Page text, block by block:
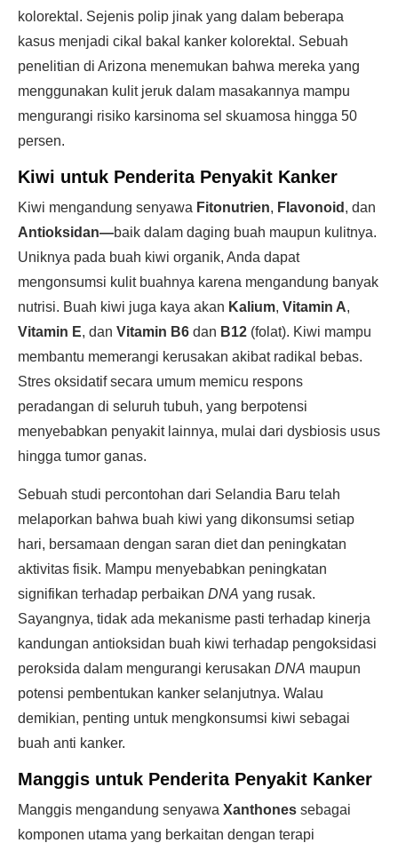
kolorektal. Sejenis polip jinak yang dalam beberapa
kasus menjadi cikal bakal kanker kolorektal. Sebuah
penelitian di Arizona menemukan bahwa mereka yang
menggunakan kulit jeruk dalam masakannya mampu
mengurangi risiko karsinoma sel skuamosa hingga 50
persen.
Kiwi untuk Penderita Penyakit Kanker
Kiwi mengandung senyawa Fitonutrien, Flavonoid , dan
Antioksidan—baik dalam daging buah maupun kulitnya.
Uniknya pada buah kiwi organik, Anda dapat
mengonsumsi kulit buahnya karena mengandung banyak
nutrisi. Buah kiwi juga kaya akan Kalium, Vitamin A,
Vitamin E, dan Vitamin B6 dan B12 (folat). Kiwi mampu
membantu memerangi kerusakan akibat radikal bebas.
Stres oksidatif secara umum memicu respons
peradangan di seluruh tubuh, yang berpotensi
menyebabkan penyakit lainnya, mulai dari dysbiosis usus
hingga tumor ganas.
Sebuah studi percontohan dari Selandia Baru telah
melaporkan bahwa buah kiwi yang dikonsumsi setiap
hari, bersamaan dengan saran diet dan peningkatan
aktivitas fisik. Mampu menyebabkan peningkatan
signifikan terhadap perbaikan DNA yang rusak.
Sayangnya, tidak ada mekanisme pasti terhadap kinerja
kandungan antioksidan buah kiwi terhadap pengoksidasi
peroksida dalam mengurangi kerusakan DNA maupun
potensi pembentukan kanker selanjutnya. Walau
demikian, penting untuk mengkonsumsi kiwi sebagai
buah anti kanker.
Manggis untuk Penderita Penyakit Kanker
Manggis mengandung senyawa Xanthones sebagai
komponen utama yang berkaitan dengan terapi